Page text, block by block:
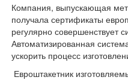
Компания, выпускающая
получала сертификаты
регулярно совершенствует
Автоматизированная
ускорить процесс
Евроштакетник